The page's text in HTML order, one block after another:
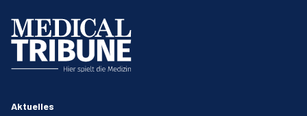
Aktuelles